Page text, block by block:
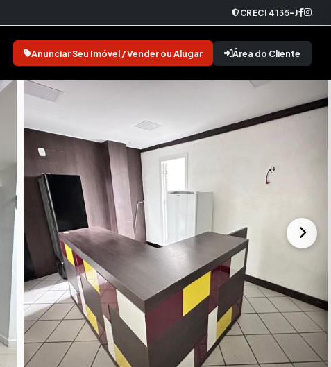
CRECI 4135-J
Anunciar Seu Imóvel / Vender ou Alugar Área do Cliente